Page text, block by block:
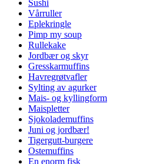
Sushi
Vårruller
Eplekringle
Pimp my soup
Rullekake
Jordbær og skyr
Gresskarmuffins
Havregrøtvafler
Sylting av agurker
Mais- og kyllingform
Maispletter
Sjokolademuffins
Juni og jordbær!
Tigergutt-burgere
Ostemuffins
En enorm fisk